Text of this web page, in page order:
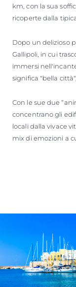
km, con la sua
ricoperte dalla
Dopo un delizioso
Gallipoli, in cui
immersi
significa "bella
Con le sue due
concentrano gli
locali dalla vivace
mix di emozioni a